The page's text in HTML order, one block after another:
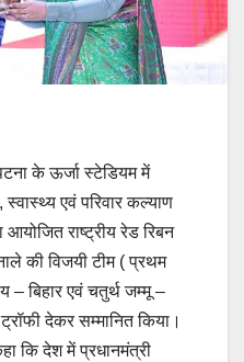
के ऊर्जा स्टेडियम में
एवं परिवार कल्याण
आयोजित राष्ट्रीय रेड रिबन
की विजयी टीम ( प्रथम
– बिहार एवं चतुर्थ जम्मू –
देकर सम्मानित किया।
कि देश में प्रधानमंत्री